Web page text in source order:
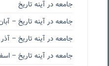
جامعه در آینه تاریخ
جامعه در آینه تاریخ –
جامعه در آینه تاریخ –
جامعه در آینه تاریخ –